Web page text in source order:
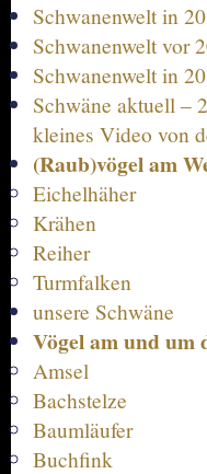
Schwanenwelt in
Schwanenwelt vor
Schwanenwelt in
Schwäne aktuell –
kleines Video von
(Raub)vögel am
Eichelhäher
Krähen
Reiher
Turmfalken
unsere Schwäne
Vögel am und um
Amsel
Bachstelze
Baumläufer
Buchfink